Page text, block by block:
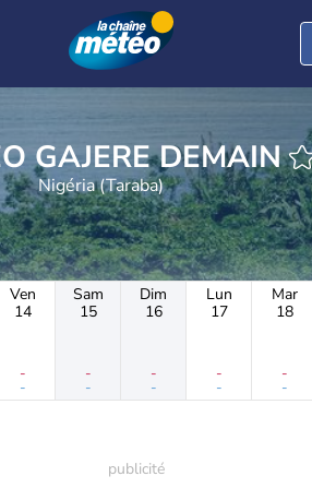
METEO GAJERE DEMAIN
Nigéria (Taraba)
Ven
14
-
-
Sam
15
-
-
Dim
16
-
-
Lun
17
-
-
Mar
18
-
-